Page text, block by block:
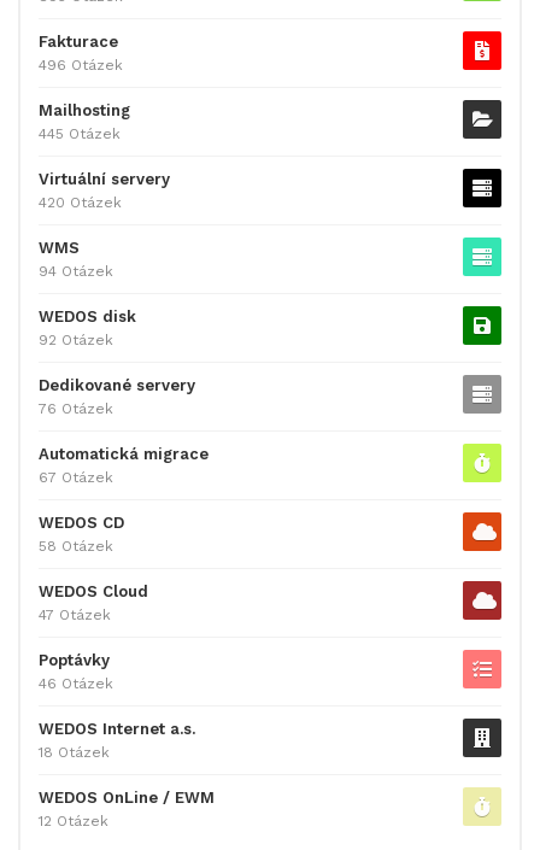
Fakturace
496 Otázek
Mailhosting
445 Otázek
Virtuální servery
420 Otázek
WMS
94 Otázek
WEDOS disk
92 Otázek
Dedikované servery
76 Otázek
Automatická migrace
67 Otázek
WEDOS CD
58 Otázek
WEDOS Cloud
47 Otázek
Poptávky
46 Otázek
WEDOS Internet a.s.
18 Otázek
WEDOS OnLine / EWM
12 Otázek